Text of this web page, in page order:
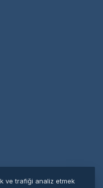
ve trafiği analiz etmek